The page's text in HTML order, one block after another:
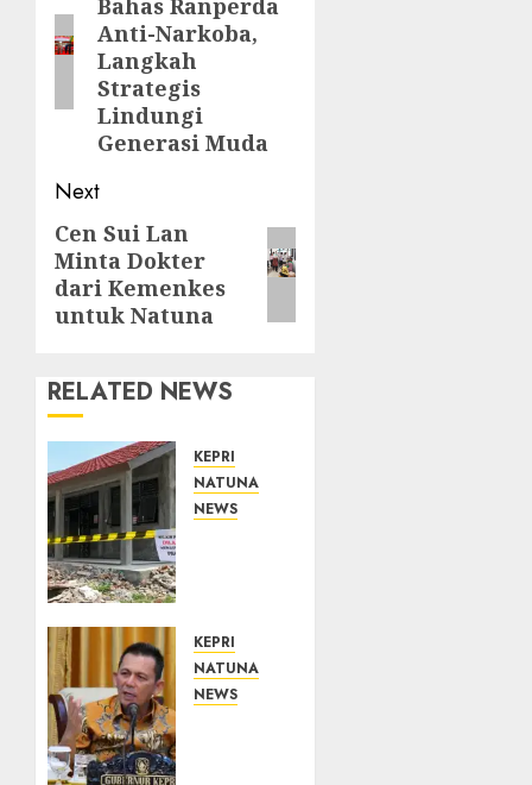
post:Bahas Ranperda
Anti-Narkoba,
Langkah
Strategis
Lindungi
Generasi Muda
Next
Next
post:
Cen Sui Lan
Minta Dokter
dari Kemenkes
untuk Natuna
RELATED NEWS
KEPRI
NATUNA
NEWS
Pemprov
Kepri
Prioritaskan
KEPRI
NATUNA
NEWS